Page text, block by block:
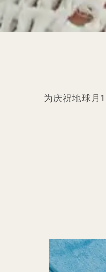
为庆祝地球月